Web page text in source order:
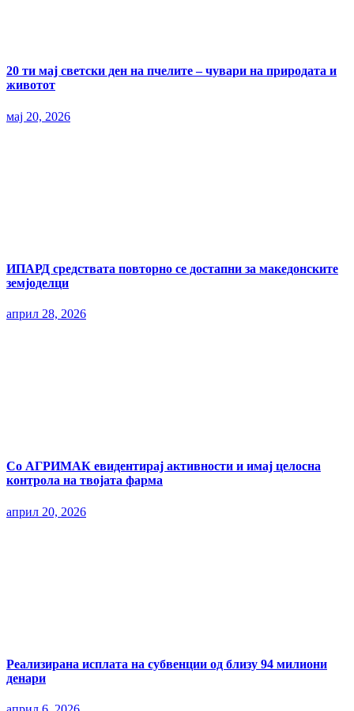
20 ти мај светски ден на пчелите – чувари на природата и
животот
мај 20, 2026
ИПАРД средствата повторно се достапни за македонските
земјоделци
април 28, 2026
Со АГРИМАК евидентирај активности и имај целосна
контрола на твојата фарма
април 20, 2026
Реализирана исплата на субвенции од близу 94 милиони
денари